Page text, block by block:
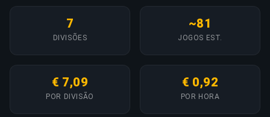
7
DIVISÕES
~81
JOGOS EST.
€ 7,09
POR DIVISÃO
€ 0,92
POR HORA